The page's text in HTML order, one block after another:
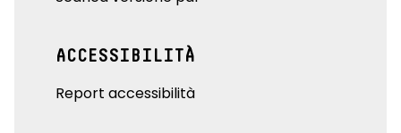
ACCESSIBILITÀ
Report accessibilità